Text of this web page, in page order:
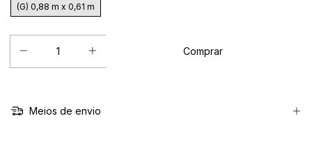
(G) 0,88 m x 0,61 m
Meios de envio